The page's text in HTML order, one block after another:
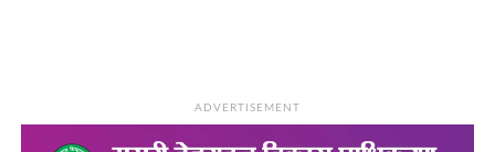
ADVERTISEMENT